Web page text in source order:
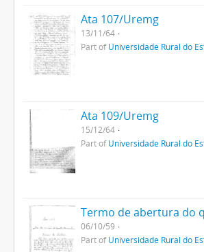
Ata 107/Uremg
13/11/64
Part ofUniversidade Rural do
Ata 109/Uremg
15/12/64
Part ofUniversidade Rural do
06/10/59
Part ofUniversidade Rural do